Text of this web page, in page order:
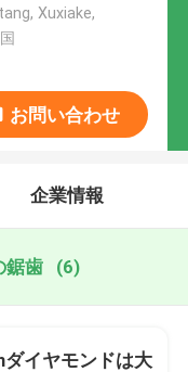
Xuxiake,
お問い合わせ
企業情報
鋸歯 (6)
イヤモンドは大